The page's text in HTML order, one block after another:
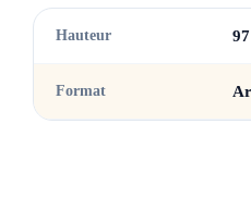
Hauteur
Format